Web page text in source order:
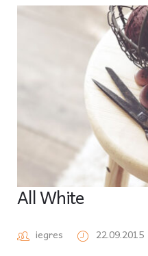
All White
iegres 22.09.2015